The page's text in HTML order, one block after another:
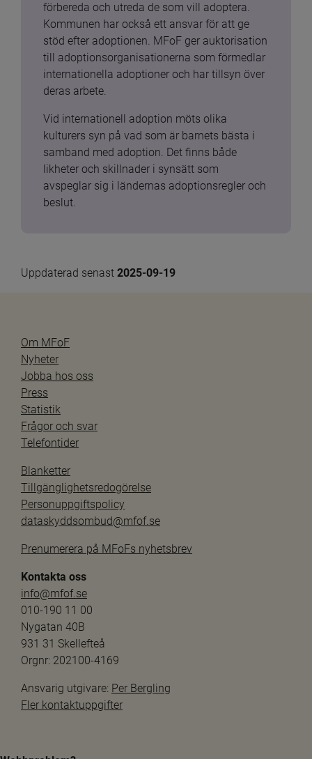
förbereda och utreda de som vill adoptera.
Kommunen har också ett ansvar för att ge
stöd efter adoptionen. MFoF ger auktorisation
till adoptionsorganisationerna som förmedlar
internationella adoptioner och har tillsyn över
deras arbete.
Vid internationell adoption möts olika
kulturers syn på vad som är barnets bästa i
samband med adoption. Det finns både
likheter och skillnader i synsätt som
avspeglar sig i ländernas adoptionsregler och
beslut.
Uppdaterad senast 2025-09-19
Om MFoF
Nyheter
Jobba hos oss
Press
Statistik
Frågor och svar
Telefontider
Blanketter
Tillgänglighetsredogörelse
Personuppgiftspolicy
dataskyddsombud@mfof.se
Prenumerera på MFoFs nyhetsbrev
Kontakta oss
info@mfof.se
010-190 11 00
Nygatan 40B
931 31 Skellefteå
Orgnr: 202100-4169
Ansvarig utgivare: Per Bergling
Fler kontaktuppgifter